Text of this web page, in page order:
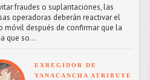
fraudes o suplantaciones, las
operadoras deberán reactivar el
móvil después de confirmar que la
que so...
EXREGIDOR DE
YANACANCHA ATRIBUYE